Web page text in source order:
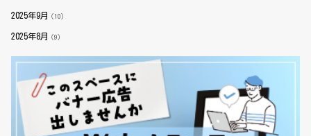
2025年9月 （10）
2025年8月 （9）